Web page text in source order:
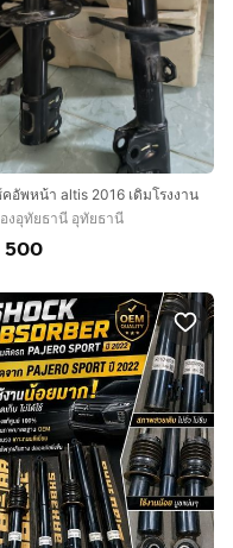
อัพหน้า altis 2016 เดิมโรงงาน
องอุทัยธานี อุทัยธานี
500